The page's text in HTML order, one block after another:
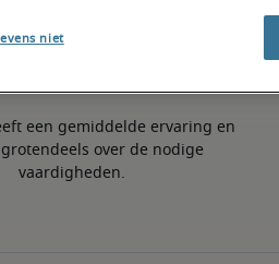
een gemiddelde ervaring en
over de nodige
vaardigheden.
niet